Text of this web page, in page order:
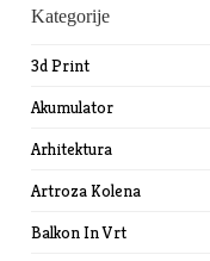
Kategorije
3d Print
Akumulator
Arhitektura
Artroza Kolena
Balkon In Vrt